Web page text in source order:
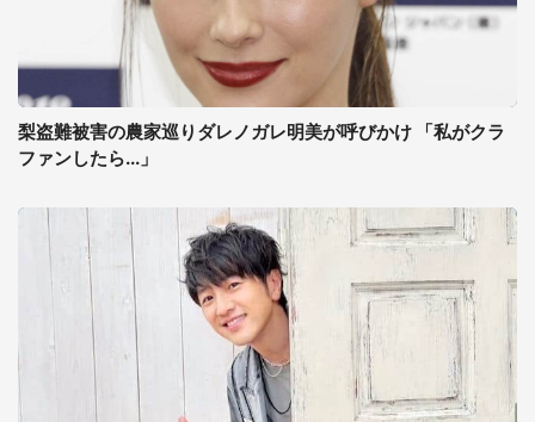
梨盗難被害の農家巡りダレノガレ明美が呼びかけ 「私がクラ
ファンしたら...」